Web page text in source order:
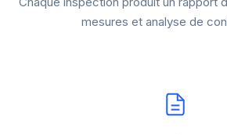
mesures et analyse de